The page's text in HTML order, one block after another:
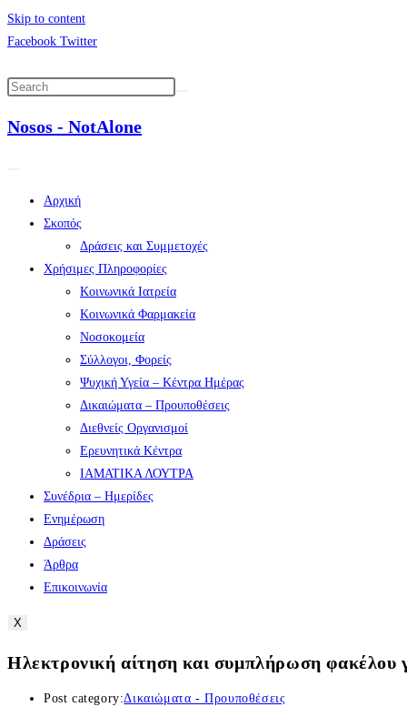
Skip to content
Facebook Twitter
Nosos - NotAlone
Αρχική
Σκοπός
Δράσεις και Συμμετοχές
Χρήσιμες Πληροφορίες
Κοινωνικά Ιατρεία
Κοινωνικά Φαρμακεία
Νοσοκομεία
Σύλλογοι, Φορείς
Ψυχική Υγεία – Κέντρα Ημέρας
Δικαιώματα – Προυποθέσεις
Διεθνείς Οργανισμοί
Ερευνητικά Κέντρα
ΙΑΜΑΤΙΚΑ ΛΟΥΤΡΑ
Συνέδρια – Ημερίδες
Ενημέρωση
Δράσεις
Άρθρα
Επικοινωνία
X
Ηλεκτρονική αίτηση και συμπλήρωση
Post category:Δικαιώματα - Προυποθέσεις